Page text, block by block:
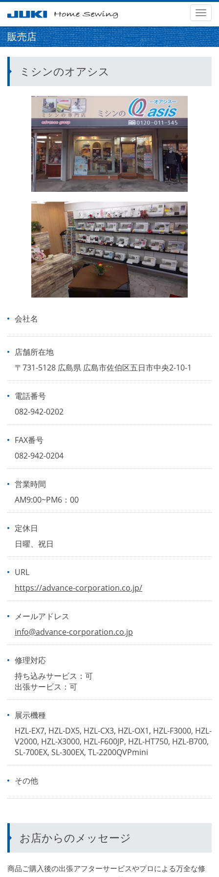
メ
ニ
ュ
ー
販売店
ミシンのオアシス
会社名
店舗所在地
〒731-5128 広島県 広島市佐伯区五日市中央2-10-1
電話番号
082-942-0202
FAX番号
082-942-0204
営業時間
AM9:00~PM6：00
定休日
日曜、祝日
URL
https://advance-corporation.co.jp/
メールアドレス
info@advance-corporation.co.jp
修理対応
持ち込みサービス：可
出張サービス：可
展示機種
HZL-EX7, HZL-DX5, HZL-CX3, HZL-OX1, HZL-F3000, HZL-
V2000, HZL-X3000, HZL-F600JP, HZL-HT750, HZL-B700,
SL-700EX, SL-300EX, TL-2200QVPmini
その他
お店からのメッセージ
商品ご購入後の出張アフターサービスやプロによる万全な修